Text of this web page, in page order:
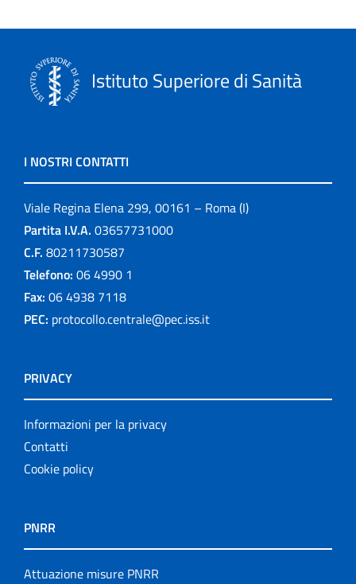
Istituto Superiore di Sanità
I NOSTRI CONTATTI
Viale Regina Elena 299, 00161 – Roma (I)
Partita I.V.A. 03657731000
C.F. 80211730587
Telefono: 06 4990 1
Fax: 06 4938 7118
PEC: protocollo.centrale@pec.iss.it
PRIVACY
Informazioni per la privacy
Contatti
Cookie policy
PNRR
Attuazione misure PNRR